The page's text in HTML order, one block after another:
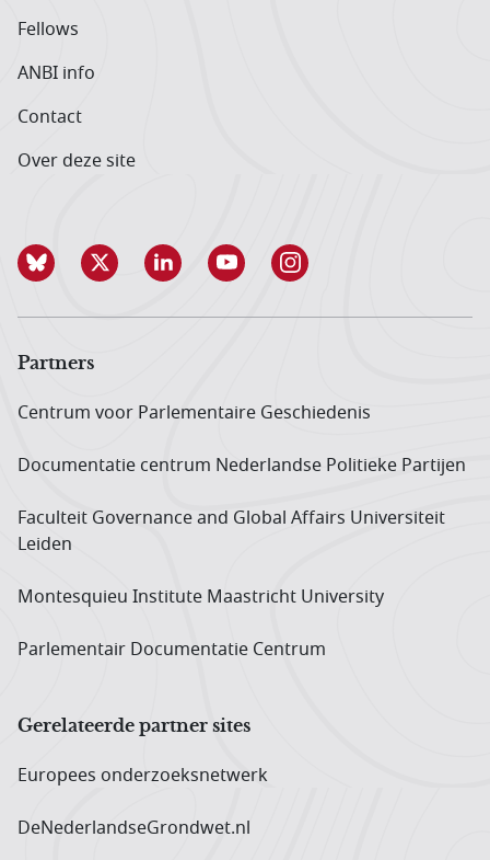
Fellows
ANBI info
Contact
Over deze site
Partners
Centrum voor Parlementaire Geschiedenis
Documentatie centrum Neder­landse Politieke Partijen
Faculteit Governance and Global Affairs Universiteit
Leiden
Montesquieu Institute Maastricht University
Parlementair Documentatie Centrum
Gerelateerde partner sites
Europees onderzoeks­netwerk
DeNederlandseGrondwet.nl